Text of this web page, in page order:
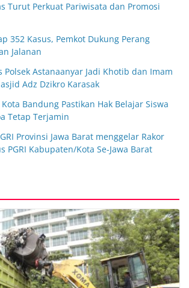
Turut Perkuat Pariwisata dan Promosi
352 Kasus, Pemkot Dukung Perang
Jalanan
Astanaanyar Jadi Khotib dan Imam
Adz Dzikro Karasak
Bandung Pastikan Hak Belajar Siswa
Tetap Terjamin
Provinsi Jawa Barat menggelar Rakor
PGRI Kabupaten/Kota Se-Jawa Barat